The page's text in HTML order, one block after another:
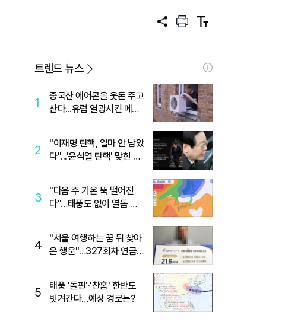
공
프
트
텍
트
트렌드 뉴스
1
중국산 에어콘을 웃돈 주고
산다...유럽 열광시킨 메이
2
"이재명 탄핵, 얼마 안 남았
다"...'윤석열 탄핵' 맞힌 무
3
"다음 주 기온 뚝 떨어진
다"…태풍도 없이 열돔 박
4
"서울 여행하는 꿈 뒤 찾아
온 행운"…327회차 연금
5
태풍 '돌핀'·'찬홈' 한반도
빗겨간다…예상 경로는?